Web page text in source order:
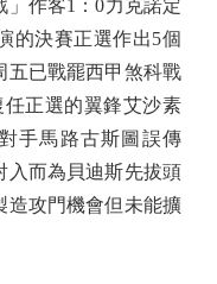
作客1：0力克諾定
的決賽正選作出5個
五已戰罷西甲煞科戰
正選的翼鋒艾沙素
手馬路古斯圖誤傳
入而為貝迪斯先拔頭
造攻門機會但未能擴